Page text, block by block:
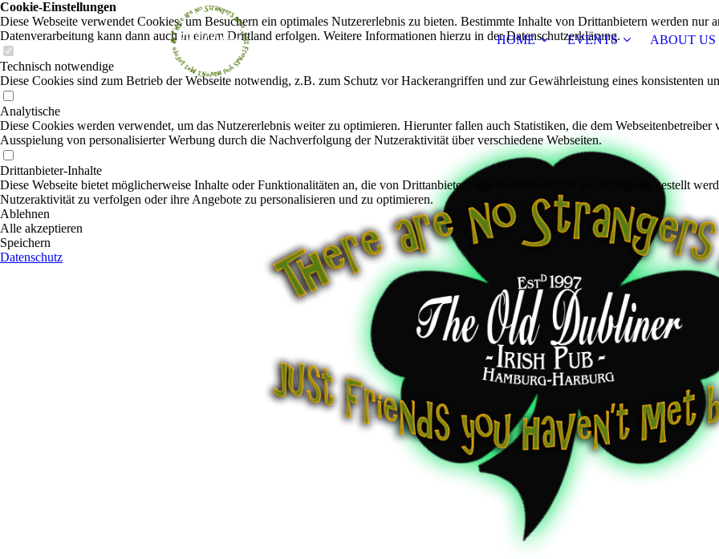
HOME EVENTS ABOUT US
Cookie-Einstellungen
Diese Webseite verwendet Cookies, um Besuchern ein optimales Nutzererlebnis zu bieten. Bestimmte Inhalte von Drittanbietern werden nur
Datenverarbeitung kann dann auch in einem Drittland erfolgen. Weitere Informationen hierzu in der Datenschutzerklärung.
Technisch notwendige
Diese Cookies sind zum Betrieb der Webseite notwendig, z.B. zum Schutz vor Hackerangriffen und zur Gewährleistung eines konsistenten
Analytische
Diese Cookies werden verwendet, um das Nutzererlebnis weiter zu optimieren. Hierunter fallen auch Statistiken, die dem
Ausspielung von personalisierter Werbung durch die Nachverfolgung der Nutzeraktivität über verschiedene Webseiten.
Drittanbieter-Inhalte
Diese Webseite bietet möglicherweise Inhalte oder Funktionalitäten an, die von Drittanbietern eigenverantwortlich zur Verfügung gestellt
Nutzeraktivität zu verfolgen oder ihre Angebote zu personalisieren und zu optimieren.
Ablehnen
Alle akzeptieren
Speichern
Datenschutz